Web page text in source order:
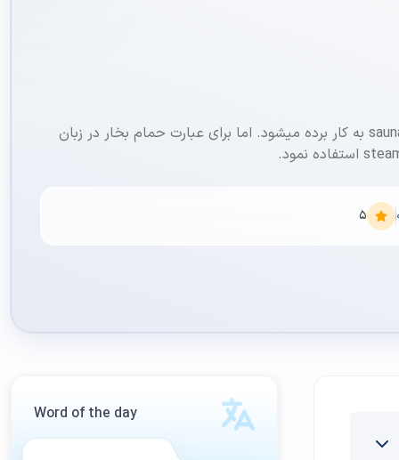
برای کلمه سونا به انگلیسی واژه sauna به کار برده میشود. اما برای عبارت حمام بخار در زبان
5
Word of the day